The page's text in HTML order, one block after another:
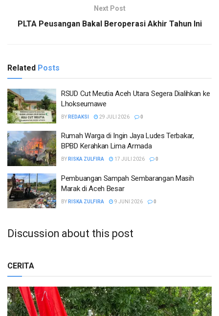
Next Post
PLTA Peusangan Bakal Beroperasi Akhir Tahun Ini
Related Posts
RSUD Cut Meutia Aceh Utara Segera Dialihkan ke
Lhokseumawe
BY REDAKSI 29 JULI 2026 0
Rumah Warga di Ingin Jaya Ludes Terbakar,
BPBD Kerahkan Lima Armada
BY RISKA ZULFIRA 17 JULI 2026 0
Pembuangan Sampah Sembarangan Masih
Marak di Aceh Besar
BY RISKA ZULFIRA 9 JUNI 2026 0
Discussion about this post
CERITA